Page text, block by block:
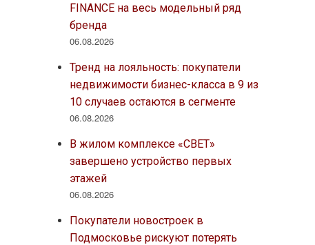
FINANCE на весь модельный ряд
бренда
06.08.2026
Тренд на лояльность: покупатели
недвижимости бизнес-класса в 9 из
10 случаев остаются в сегменте
06.08.2026
В жилом комплексе «СВЕТ»
завершено устройство первых
этажей
06.08.2026
Покупатели новостроек в
Подмосковье рискуют потерять